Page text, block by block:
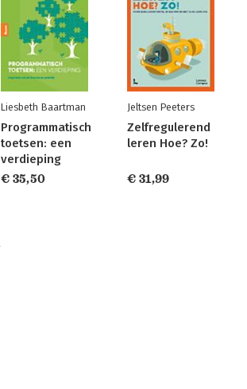
Liesbeth Baartman
Programmatisch
toetsen: een
verdieping
€ 35,50
Jeltsen Peeters
Zelfregulerend
leren Hoe? Zo!
€ 31,99